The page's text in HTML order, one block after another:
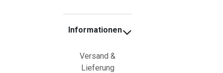
Informationen
Versand &
Lieferung